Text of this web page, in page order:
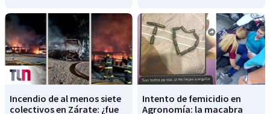
Incendio de al menos siete
colectivos en Zárate: ¿fue
Intento de femicidio en
Agronomía: la macabra